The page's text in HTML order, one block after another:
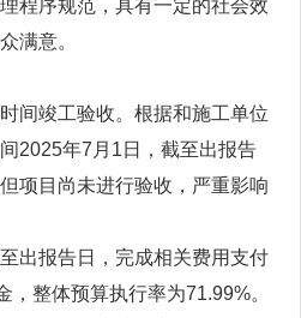
程序规范，具有一定的社会效
满意。
间竣工验收。根据和施工单位
2025年7月1日，截至出报告
项目尚未进行验收，严重影响
出报告日，完成相关费用支付
，整体预算执行率为71.99%。